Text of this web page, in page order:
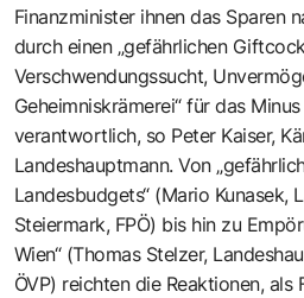
Finanzminister ihnen das Sparen
durch einen „gefährlichen
Verschwendungssucht,
Geheimniskrämerei“ für das
verantwortlich, so Peter Kaiser,
Landeshauptmann. Von
Landesbudgets“ (Mario Kunasek,
Steiermark, FPÖ) bis hin zu
Wien“ (Thomas Stelzer,
ÖVP) reichten die Reaktionen, als